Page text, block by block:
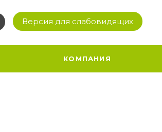
Версия для слабовидящих
КОМПАНИЯ